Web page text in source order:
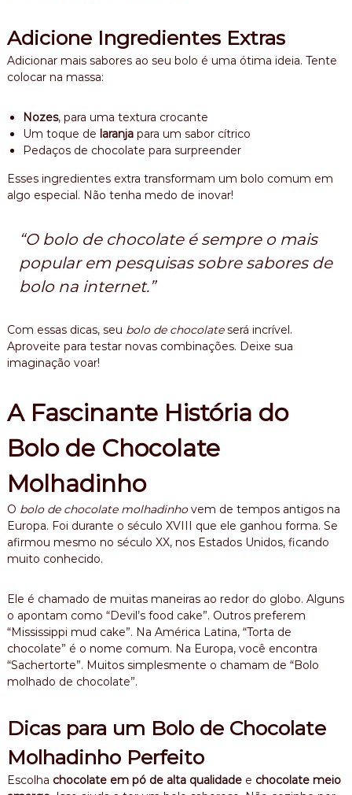
Adicione Ingredientes Extras
Adicionar mais sabores ao seu bolo é uma ótima ideia. Tente
colocar na massa:
Nozes, para uma textura crocante
Um toque de laranjapara um sabor cítrico
Pedaços de chocolate para surpreender
Esses ingredientes extra transformam um bolo comum em
algo especial. Não tenha medo de inovar!
“O bolo de chocolate é sempre o mais
popular em pesquisas sobre sabores de
bolo na internet.”
Com essas dicas, seu bolo de chocolateserá incrível.
Aproveite para testar novas combinações. Deixe sua
imaginação voar!
A Fascinante História do
Bolo de Chocolate
Molhadinho
O bolo de chocolate molhadinhovem de tempos antigos na
Europa. Foi durante o século XVIII que ele ganhou forma. Se
afirmou mesmo no século XX, nos Estados Unidos, ficando
muito conhecido.
Ele é chamado de muitas maneiras ao redor do globo. Alguns
o apontam como “Devil’s food cake”. Outros preferem
“Mississippi mud cake”. Na América Latina, “Torta de
chocolate” é o nome comum. Na Europa, você encontra
“Sachertorte”. Muitos simplesmente o chamam de “Bolo
molhado de chocolate”.
Dicas para um Bolo de Chocolate
Molhadinho Perfeito
Escolha chocolate em pó de alta qualidadee chocolate meio